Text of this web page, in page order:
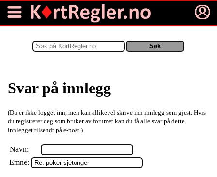
Svar på innlegg
(Du er ikke logget inn, men kan allikevel skrive inn innlegg som gjest. Hvis
du registrerer deg som bruker av forumet kan du få alle svar på dette
innlegget tilsendt på e-post.)
Navn:
Emne: